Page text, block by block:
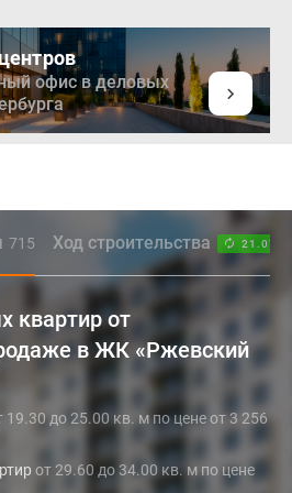
офис в деловых
715 Ход строительства
квартир от
в ЖК «Ржевский
19.30 до 25.00 кв. м по цене от 3 256
от 29.60 до 34.00 кв. м по цене